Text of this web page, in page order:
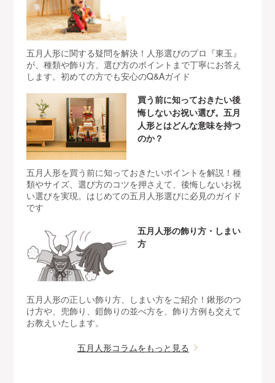
五月人形に関する疑問を解決！人形選びのプロ『東玉』
が、種類や飾り方、選び方のポイントまで丁寧にお答え
します。初めての方でも安心のQ&Aガイド
買う前に知っておきたい後
悔しないお祝い選び。五月
人形とはどんな意味を持つ
のか？
五月人形を買う前に知っておきたいポイントを解説！種
類やサイズ、選び方のコツを押さえて、後悔しないお祝
い選びを実現。はじめての五月人形選びに必見のガイド
です
五月人形の飾り方・しまい
方
五月人形の正しい飾り方、しまい方をご紹介！鍬形のつ
け方や、兜飾り、鎧飾りの並べ方を、飾り方例も交えて
お教えいたします。
五月人形コラムをもっと見る